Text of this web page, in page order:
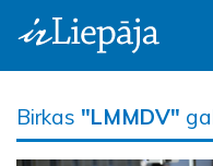
Birkas "LMMDV"